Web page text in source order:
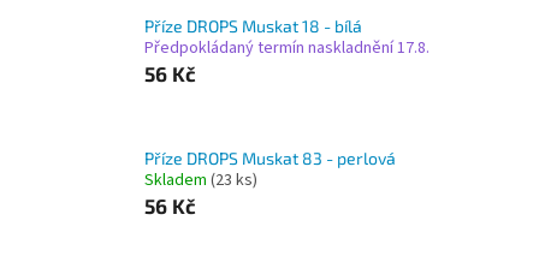
Příze DROPS Muskat 18 - bílá
Předpokládaný termín naskladnění 17.8.
56 Kč
Příze DROPS Muskat 83 - perlová
Skladem (23 ks)
56 Kč